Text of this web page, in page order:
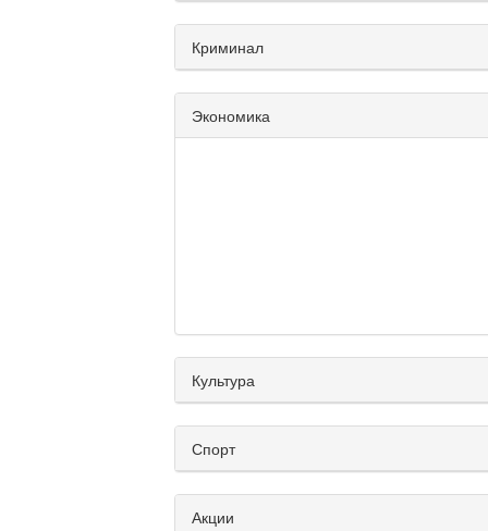
Криминал
Экономика
Культура
Спорт
Акции